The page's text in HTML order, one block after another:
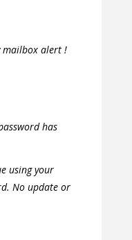
mailbox alert !
has
using your
No update or